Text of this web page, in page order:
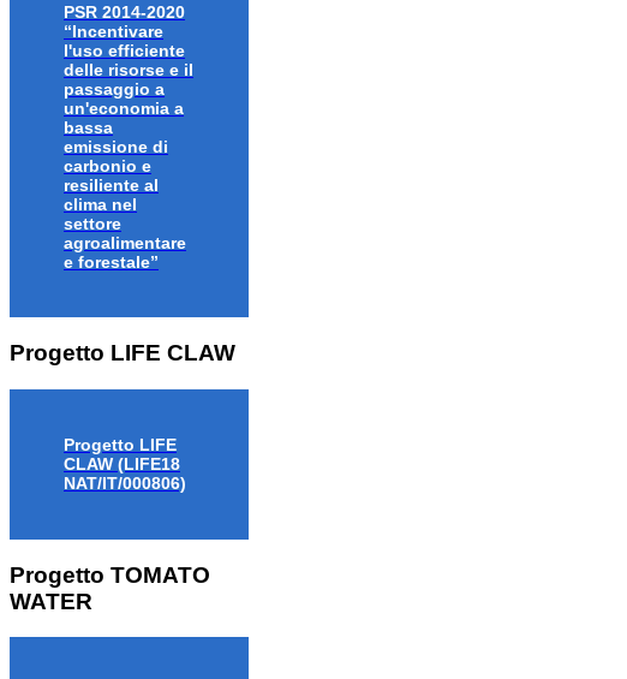
PSR 2014-2020
“Incentivare
l'uso efficiente
delle risorse e il
passaggio a
un'economia a
bassa
emissione di
carbonio e
resiliente al
clima nel
settore
agroalimentare
e forestale”
Progetto LIFE CLAW
Progetto LIFE
CLAW (LIFE18
NAT/IT/000806)
Progetto TOMATO
WATER